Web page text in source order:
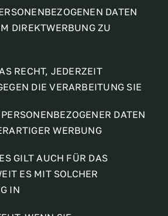
DATEN
DIREKTWERBUNG ZU
RECHT, JEDERZEIT
DIE VERARBEITUNG SIE
DATEN
WERBUNG
GILT AUCH FÜR DAS
ES MIT SOLCHER
IN